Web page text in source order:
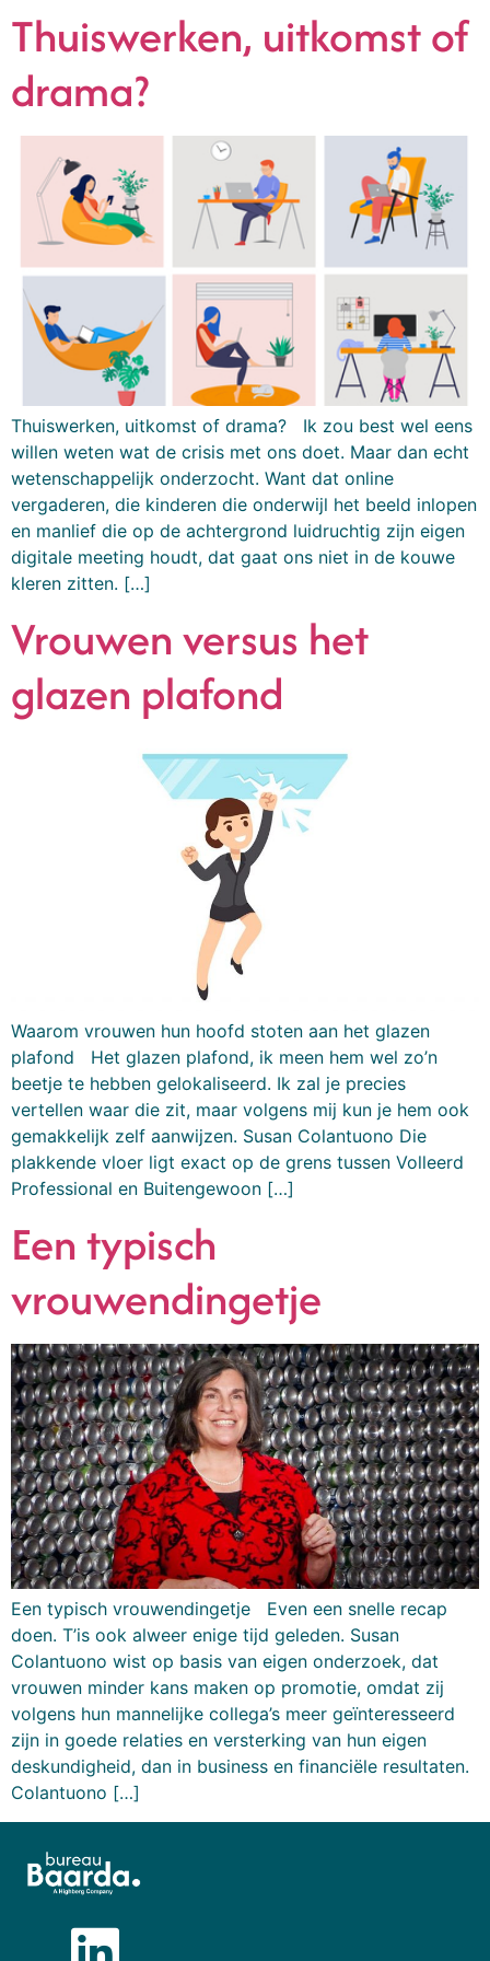
Thuiswerken, uitkomst of
drama?
Thuiswerken, uitkomst of drama? Ik zou best wel eens
willen weten wat de crisis met ons doet. Maar dan echt
wetenschappelijk onderzocht. Want dat online
vergaderen, die kinderen die onderwijl het beeld inlopen
en manlief die op de achtergrond luidruchtig zijn eigen
digitale meeting houdt, dat gaat ons niet in de kouwe
kleren zitten. […]
Vrouwen versus het
glazen plafond
Waarom vrouwen hun hoofd stoten aan het glazen
plafond Het glazen plafond, ik meen hem wel zo’n
beetje te hebben gelokaliseerd. Ik zal je precies
vertellen waar die zit, maar volgens mij kun je hem ook
gemakkelijk zelf aanwijzen. Susan Colantuono Die
plakkende vloer ligt exact op de grens tussen Volleerd
Professional en Buitengewoon […]
Een typisch
vrouwendingetje
Een typisch vrouwendingetje Even een snelle recap
doen. T’is ook alweer enige tijd geleden. Susan
Colantuono wist op basis van eigen onderzoek, dat
vrouwen minder kans maken op promotie, omdat zij
volgens hun mannelijke collega’s meer geïnteresseerd
zijn in goede relaties en versterking van hun eigen
deskundigheid, dan in business en financiële resultaten.
Colantuono […]